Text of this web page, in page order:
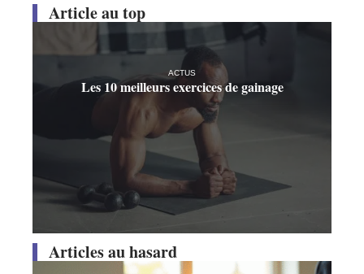
Article au top
ACTUS
Les 10 meilleurs exercices de gainage
Articles au hasard